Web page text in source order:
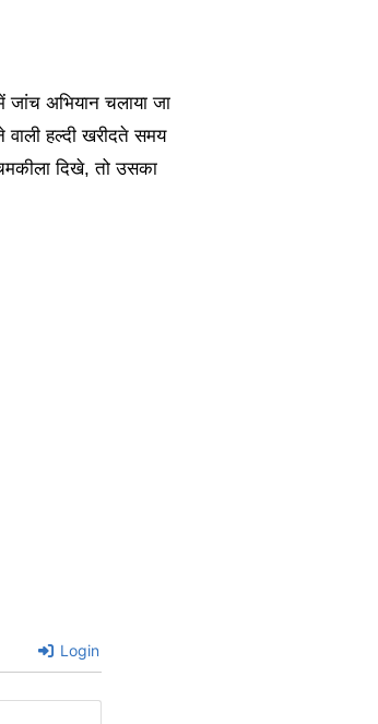
अभियान चलाया जा
वाली हल्दी खरीदते समय
दिखे, तो उसका
Login